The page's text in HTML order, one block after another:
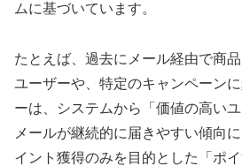
ムに基づいています。
たとえば、過去にメール経由で商
ユーザーや、特定のキャンペーン
ーは、システムから「価値の高い
メールが継続的に届きやすい傾向
イント獲得のみを目的とした「ポ